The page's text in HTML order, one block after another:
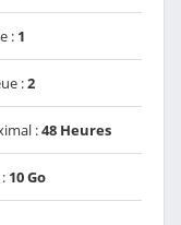
: 1
:2
:48 Heures
10 Go